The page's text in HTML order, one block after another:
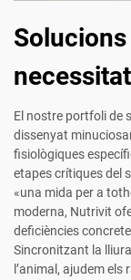
El nostre portfoli de
dissenyat
fisiològiques
etapes crítiques del
«una mida per a
moderna, Nutrivit
deficiències
Sincronitzant la
l’animal, ajudem